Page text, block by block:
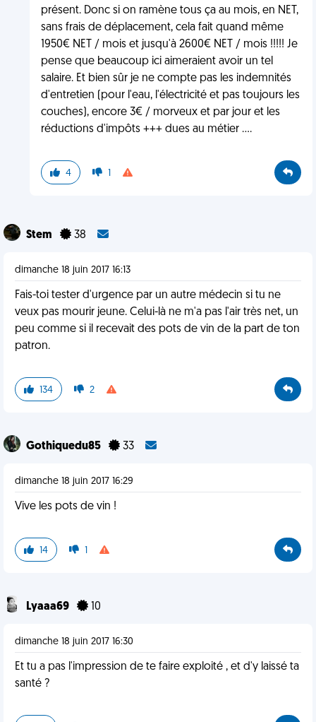
présent. Donc si on ramène tous ça au mois, en NET,
sans frais de déplacement, cela fait quand même
1950€ NET / mois et jusqu'à 2600€ NET / mois !!!!! Je
pense que beaucoup ici aimeraient avoir un tel
salaire. Et bien sûr je ne compte pas les indemnités
d'entretien (pour l'eau, l'électricité et pas toujours les
couches), encore 3€ / morveux et par jour et les
réductions d'impôts +++ dues au métier ....
4 1
Stem 38
dimanche 18 juin 2017 16:13
Fais-toi tester d'urgence par un autre médecin si tu ne
veux pas mourir jeune. Celui-là ne m'a pas l'air très net, un
peu comme si il recevait des pots de vin de la part de ton
patron.
134 2
Gothiquedu85 33
dimanche 18 juin 2017 16:29
Vive les pots de vin !
14 1
Lyaaa69 10
dimanche 18 juin 2017 16:30
Et tu a pas l'impression de te faire exploité , et d'y laissé ta
santé ?